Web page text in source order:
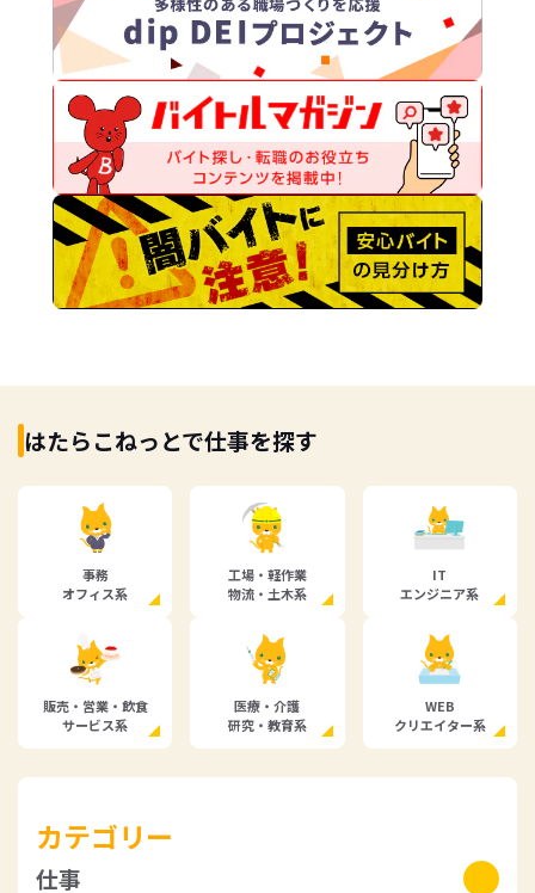
はたらこねっとで仕事を探す
事務
オフィス系
工場・軽作業
物流・土木系
IT
エンジニア系
販売・営業・飲食
サービス系
医療・介護
研究・教育系
WEB
クリエイター系
カテゴリー
仕事